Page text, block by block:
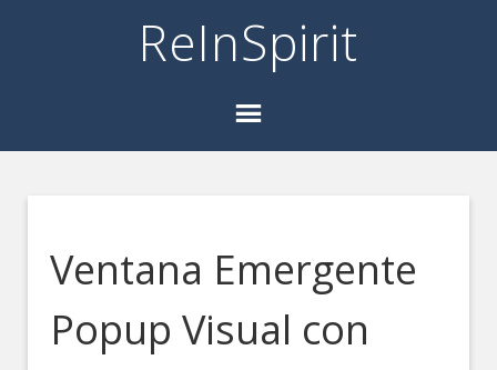
ReInSpirit
Ventana Emergente
Popup Visual con